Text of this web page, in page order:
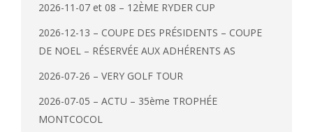
2026-11-07 et 08 – 12ÈME RYDER CUP
2026-12-13 – COUPE DES PRÉSIDENTS – COUPE
DE NOEL – RÉSERVÉE AUX ADHÉRENTS AS
2026-07-26 – VERY GOLF TOUR
2026-07-05 – ACTU – 35ème TROPHÉE
MONTCOCOL